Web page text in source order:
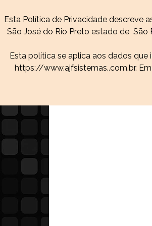
Esta Política de Privacidade descreve
São José do Rio Preto estado de
Esta política se aplica aos dados
https://www.ajfsistemas..com.br.
Página Inicial A
Mais Bela